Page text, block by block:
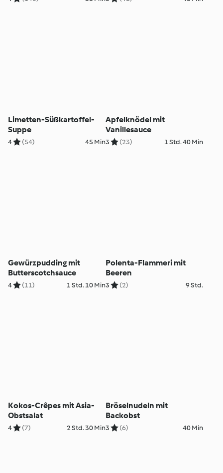
Limetten-Süßkartoffel-
Suppe
4 (54) 45 Min
Apfelknödel mit
Vanillesauce
3 (23) 1 Std. 40 Min
Gewürzpudding mit
Butterscotchsauce
4 (11) 1 Std. 10 Min
Polenta-Flammeri mit
Beeren
3 (2) 9 Std.
Kokos-Crêpes mit Asia-
Obstsalat
4 (7) 2 Std. 30 Min
Bröselnudeln mit
Backobst
3 (6) 40 Min